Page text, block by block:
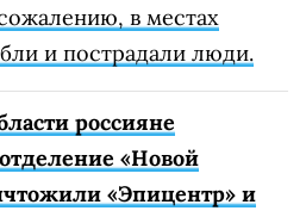
в местах
и пострадали люди.
россияне
«Новой
«Эпицентр» и